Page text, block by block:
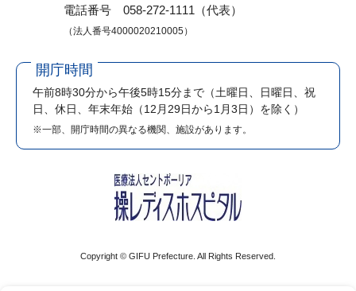
電話番号 058-272-1111（代表）
（法人番号4000020210005）
開庁時間
午前8時30分から午後5時15分まで （土曜日、日曜日、祝
日、休日、年末年始（12月29日から1月3日）を除く）
※一部、開庁時間の異なる機関、施設があります。
Copyright © GIFU Prefecture. All Rights Reserved.